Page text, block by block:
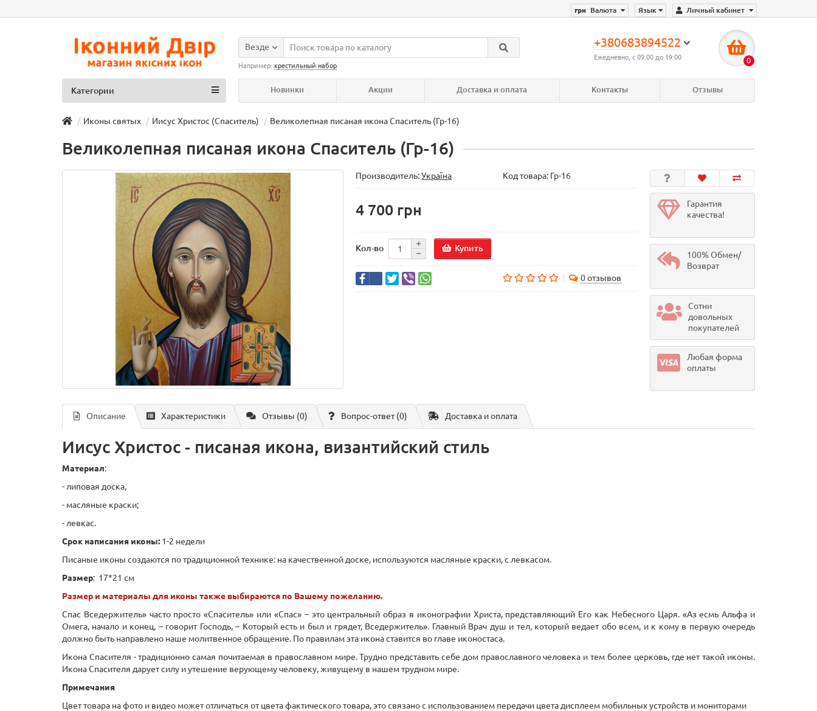
Личный кабинет
Язык
грн Валюта
+380683894522
Ежедневно, с 09:00 до 19:00 0
Везде
Например: крестильный набор
Новинки Акции Доставка и оплата Контакты Отзывы
Категории
Иконы святых Иисус Христос (Спаситель) Великолепная писаная икона Спаситель (Гр-16)
Великолепная писаная икона Спаситель (Гр-16)
Производитель:Україна Код товара: Гр-16
4 700 грн
Кол-во Купить
0 отзывов
Гарантия
качества!
100% Обмен/
Возврат
Сотни
довольных
покупателей
Любая форма
оплаты
Описание Характеристики Отзывы (0) Вопрос-ответ(0) Доставка и оплата
Иисус Христос - писаная икона, византийский стиль
Материал:
- липовая доска,
- масляные краски;
- левкас.
Срок написания иконы: 1-2 недели
Писаные иконы создаются по традиционной технике: на качественной доске, используются масляные краски, с левкасом.
Размер: 17*21 см
Размер и материалы для иконы также выбираются по Вашему пожеланию.
Спас Вседержитель» часто просто «Спаситель» или «Спас» – это центральный образ в иконографии Христа, представляющий Его как Небесного Царя. «Аз есмь Альфа и
Омега, начало и конец, – говорит Господь, – Который есть и был и грядет, Вседержитель». Главный Врач душ и тел, который ведает обо всем, и к кому в первую очередь
должно быть направлено наше молитвенное обращение. По правилам эта икона ставится во главе иконостаса.
Икона Спасителя - традиционно самая почитаемая в православном мире. Трудно представить себе дом православного человека и тем более церковь, где нет такой иконы.
Икона Спасителя дарует силу и утешение верующему человеку, живущему в нашем трудном мире.
Примечания
Цвет товара на фото и видео может отличаться от цвета фактического товара, это связано с использованием передачи цвета дисплеем мобильных устройств и мониторами